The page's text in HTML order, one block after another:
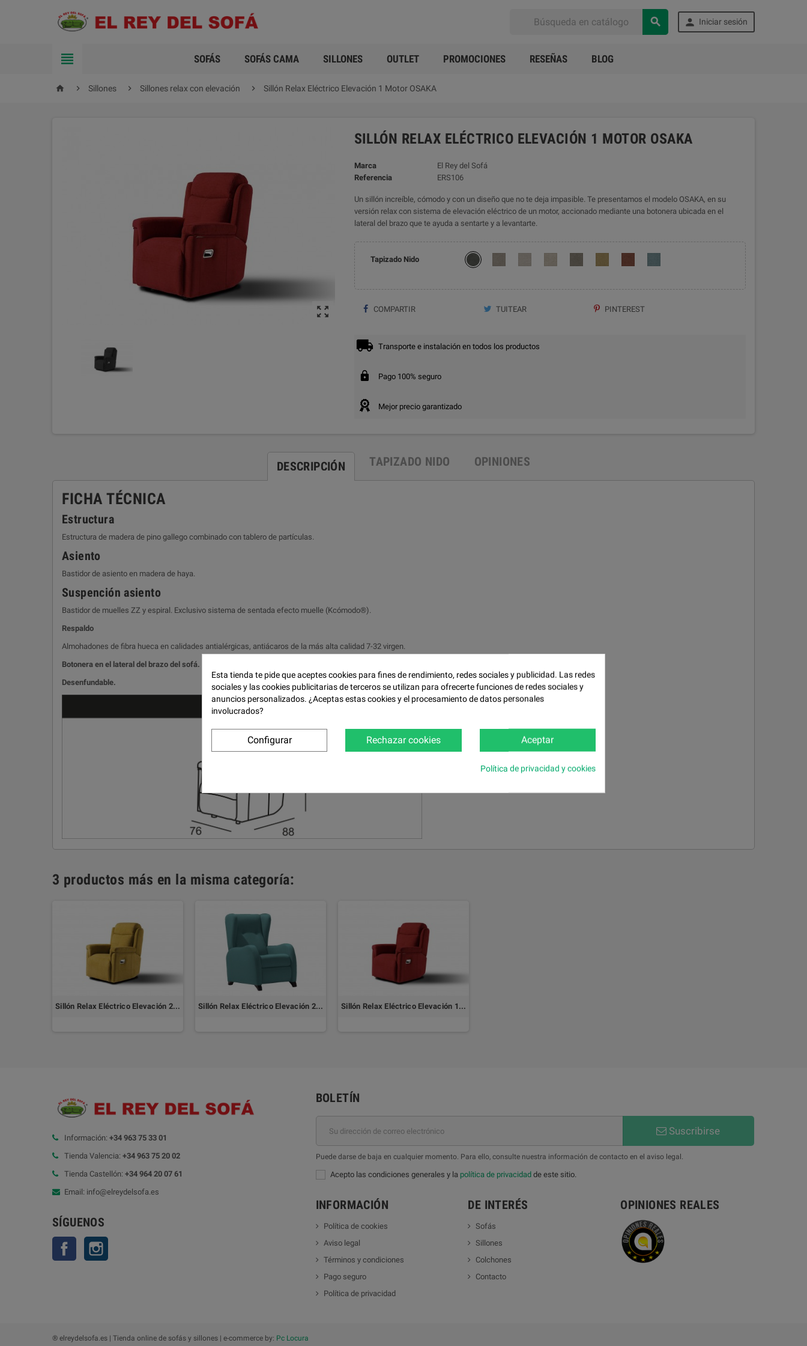
  Iniciar sesión
 SOFÁS SOFÁS CAMA SILLONES OUTLET PROMOCIONES RESEÑAS BLOG
  Sillones  Sillones relax con elevación  Sillón Relax Eléctrico Elevación 1 Motor OSAKA

SILLÓN RELAX ELÉCTRICO ELEVACIÓN 1 MOTOR OSAKA
Marca
El Rey del Sofá
Referencia
ERS106
Un sillón increíble, cómodo y con un diseño que no te deja impasible. Te presentamos el modelo OSAKA, en su
versión relax con sistema de elevación eléctrico de un motor, accionado mediante una botonera ubicada en el
lateral del brazo que te ayuda a sentarte y a levantarte.
Tapizado Nido
COMPARTIR TUITEAR PINTEREST
Transporte e instalación en todos los productos
Pago 100% seguro
Mejor precio garantizado
DESCRIPCIÓN TAPIZADO NIDO OPINIONES
FICHA TÉCNICA
Estructura
Estructura de madera de pino gallego combinado con tablero de partículas.
Asiento
Bastidor de asiento en madera de haya.
Suspención asiento
Bastidor de muelles ZZ y espiral. Exclusivo sistema de sentada efecto muelle (Kcómodo®).
Respaldo
Almohadones de fibra hueca en calidades antialérgicas, antiácaros de la más alta calidad 7-32 virgen.
Botonera en el lateral del brazo del sofá. Motor con potencia de elevación de hasta 145 kg.
Desenfundable.
3 productos más en la misma categoría:
Sillón Relax Eléctrico Elevación 2 Motores OSAKA Sillón Relax Eléctrico Elevación 2 Motores CANTON Sillón Relax Eléctrico Elevación 1 Motor OSAKA
Información: +34 963 75 33 01
Tienda Valencia: +34 963 75 20 02
Tienda Castellón: +34 964 20 07 61
Email: info@elreydelsofa.es
SÍGUENOS
Facebook
BOLETÍN
Suscribirse
Puede darse de baja en cualquier momento. Para ello, consulte nuestra información de contacto en el aviso legal.
Acepto las condiciones generales y la política de privacidad de este sitio.
INFORMACIÓN
Política de cookies
Aviso legal
Términos y condiciones
Pago seguro
Política de privacidad
DE INTERÉS
Sofás
Sillones
Colchones
Contacto
OPINIONES REALES
® elreydelsofa.es | Tienda online de sofás y sillones | e-commerce by: Pc Locura
Esta tienda te pide que aceptes cookies para fines de rendimiento, redes sociales y publicidad. Las redes
sociales y las cookies publicitarias de terceros se utilizan para ofrecerte funciones de redes sociales y
anuncios personalizados. ¿Aceptas estas cookies y el procesamiento de datos personales
involucrados?
Aceptar
Rechazar cookies
Configurar
Política de privacidad y cookies